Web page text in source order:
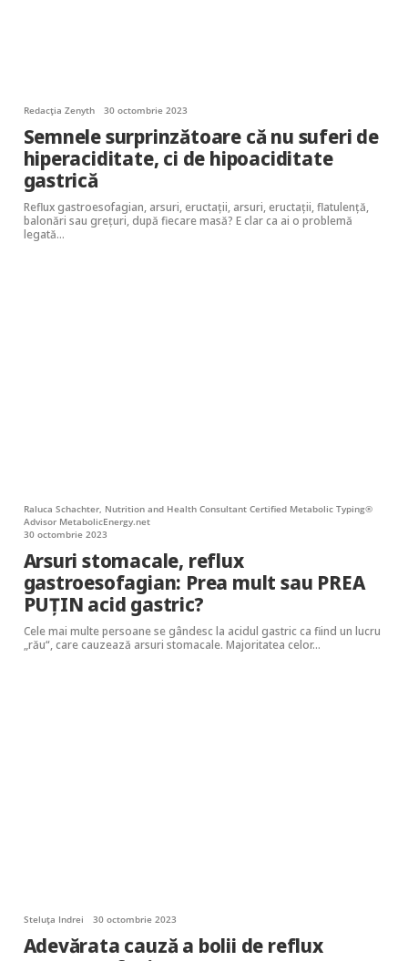
Redacția Zenyth 30 octombrie 2023
Semnele surprinzătoare că nu suferi de
hiperaciditate, ci de hipoaciditate
gastrică
Reflux gastroesofagian, arsuri, eructații, arsuri, eructații, flatulență,
balonări sau grețuri, după fiecare masă? E clar ca ai o problemă
legată…
Raluca Schachter, Nutrition and Health Consultant Certified Metabolic Typing®
Advisor MetabolicEnergy.net
30 octombrie 2023
Arsuri stomacale, reflux
gastroesofagian: Prea mult sau PREA
PUȚIN acid gastric?
Cele mai multe persoane se gândesc la acidul gastric ca fiind un lucru
„rău“, care cauzează arsuri stomacale. Majoritatea celor…
Steluța Indrei 30 octombrie 2023
Adevărata cauză a bolii de reflux